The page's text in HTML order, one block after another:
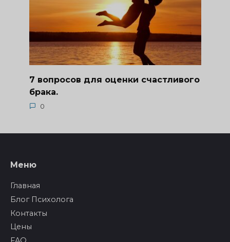
7 вопросов для оценки счастливого
брака.
0
Меню
Главная
Блог Психолога
Контакты
Цены